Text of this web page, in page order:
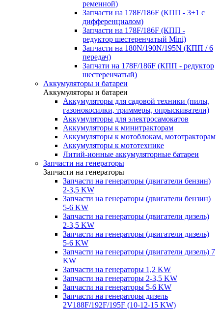
ременной)
Запчасти на 178F/186F (КПП - 3+1 с
дифференциалом)
Запчасти на 178F/186F (КПП -
редуктор шестеренчатый Mini)
Запчасти на 180N/190N/195N (КПП / 6
передач)
Запчати на 178F/186F (КПП - редуктор
шестеренчатый)
Аккумуляторы и батареи
Аккумуляторы и батареи
Аккумуляторы для садовой техники (пилы,
газонокосилки, триммеры, опрыскиватели)
Аккумуляторы для электросамокатов
Аккумуляторы к минитракторам
Аккумуляторы к мотоблокам, мототракторам
Аккумуляторы к мототехнике
Литий-ионные аккумуляторные батареи
Запчасти на генераторы
Запчасти на генераторы
Запчасти на генераторы (двигатели бензин)
2-3,5 KW
Запчасти на генераторы (двигатели бензин)
5-6 KW
Запчасти на генераторы (двигатели дизель)
2-3,5 KW
Запчасти на генераторы (двигатели дизель)
5-6 KW
Запчасти на генераторы (двигатели дизель) 7
KW
Запчасти на генераторы 1,2 KW
Запчасти на генераторы 2-3,5 KW
Запчасти на генераторы 5-6 KW
Запчасти на генераторы дизель
2V188F/192F/195F (10-12-15 KW)